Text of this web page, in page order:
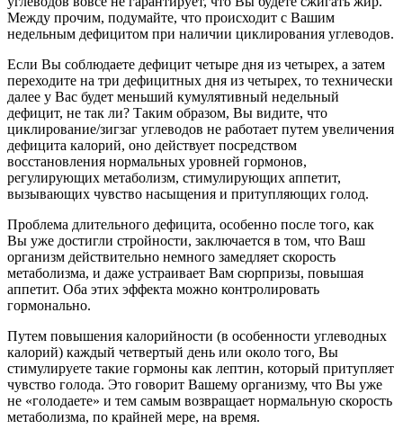
Между прочим, подумайте, что происходит с Вашим
недельным дефицитом при наличии циклирования углеводов.
Если Вы соблюдаете дефицит четыре дня из четырех, а затем
переходите на три дефицитных дня из четырех, то технически
далее у Вас будет меньший кумулятивный недельный
дефицит, не так ли? Таким образом, Вы видите, что
циклирование/зигзаг углеводов не работает путем увеличения
дефицита калорий, оно действует посредством
восстановления нормальных уровней гормонов,
регулирующих метаболизм, стимулирующих аппетит,
вызывающих чувство насыщения и притупляющих голод.
Проблема длительного дефицита, особенно после того, как
Вы уже достигли стройности, заключается в том, что Ваш
организм действительно немного замедляет скорость
метаболизма, и даже устраивает Вам сюрпризы, повышая
аппетит. Оба этих эффекта можно контролировать
гормонально.
Путем повышения калорийности (в особенности углеводных
калорий) каждый четвертый день или около того, Вы
стимулируете такие гормоны как лептин, который притупляет
чувство голода. Это говорит Вашему организму, что Вы уже
не «голодаете» и тем самым возвращает нормальную скорость
метаболизма, по крайней мере, на время.